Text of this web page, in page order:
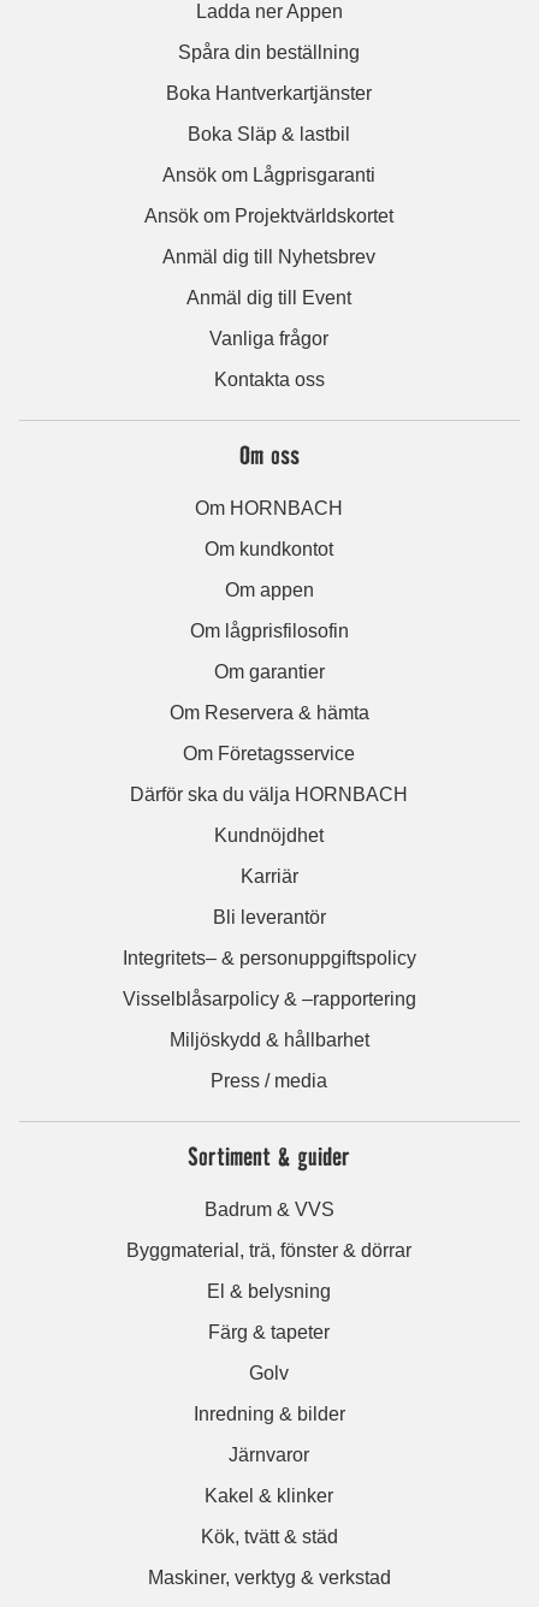
Ladda ner Appen
Spåra din beställning
Boka Hantverkartjänster
Boka Släp & lastbil
Ansök om Lågprisgaranti
Ansök om Projektvärldskortet
Anmäl dig till Nyhetsbrev
Anmäl dig till Event
Vanliga frågor
Kontakta oss
Om oss
Om HORNBACH
Om kundkontot
Om appen
Om lågprisfilosofin
Om garantier
Om Reservera & hämta
Om Företagsservice
Därför ska du välja HORNBACH
Kundnöjdhet
Karriär
Bli leverantör
Integritets– & personuppgiftspolicy
Visselblåsarpolicy & –rapportering
Miljöskydd & hållbarhet
Press / media
Sortiment & guider
Badrum & VVS
Byggmaterial, trä, fönster & dörrar
El & belysning
Färg & tapeter
Golv
Inredning & bilder
Järnvaror
Kakel & klinker
Kök, tvätt & städ
Maskiner, verktyg & verkstad